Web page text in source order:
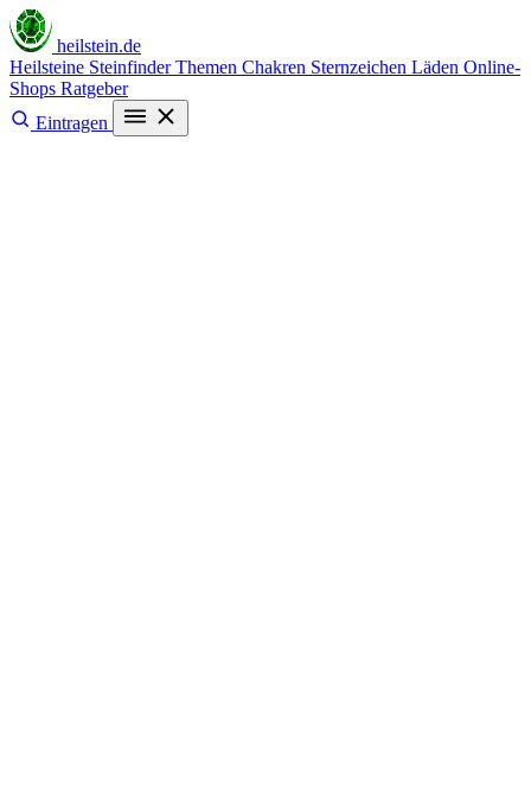
heilstein.de
Heilsteine SteinfinderThemen Chakren Sternzeichen Läden Online-
Shops Ratgeber
Eintragen